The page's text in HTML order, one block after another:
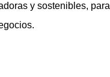
y sostenibles, para